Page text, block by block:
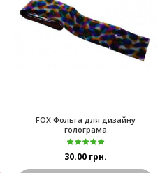
FOX Фольга для дизайну
голограма
30.00 грн.